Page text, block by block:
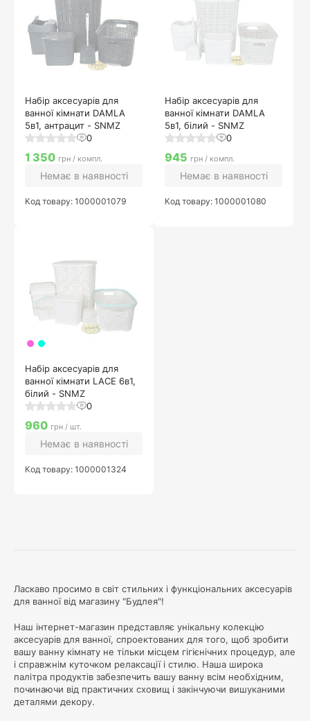
Ласкаво просимо в світ стильних і функціональних аксесуарів
для ванної від магазину "Будлея"!
Наш інтернет-магазин представляє унікальну колекцію
аксесуарів для ванної, спроектованих для того, щоб зробити
вашу ванну кімнату не тільки місцем гігієнічних процедур, але
і справжнім куточком релаксації і стилю. Наша широка
палітра продуктів забезпечить вашу ванну всім необхідним,
починаючи від практичних сховищ і закінчуючи вишуканими
деталями декору.
Набір аксесуарів для
ванної кімнати DAMLA
5в1, антрацит - SNMZ
0
1 350 грн / компл.
Немає в наявності
Код товару: 1000001079
Набір аксесуарів для
ванної кімнати DAMLA
5в1, білий - SNMZ
0
945 грн / компл.
Немає в наявності
Код товару: 1000001080
Набір аксесуарів для
ванної кімнати LACE 6в1,
білий - SNMZ
0
960 грн / шт.
Немає в наявності
Код товару: 1000001324